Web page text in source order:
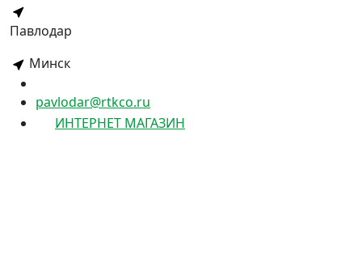
Павлодар
Минск
pavlodar@rtkco.ru
ИНТЕРНЕТ МАГАЗИН